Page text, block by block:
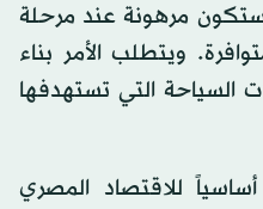
مرهونة عند مرحلة
ويتطلب الأمر بناء
التي تستهدفها
للاقتصاد المصري